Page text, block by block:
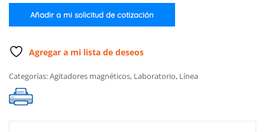
inoxidable
con
y
(5
L.)
con
Añadir a mi solicitud de cotización
Agregar a mi lista de deseos
Categorías:Agitadores magnéticos, Laboratorio, Línea